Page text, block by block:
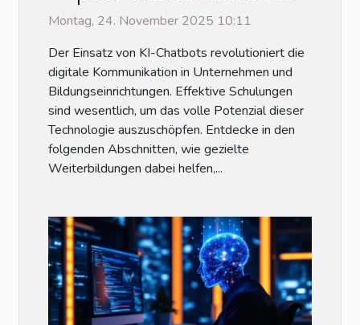
efficacement Translated
German: Schulungen für
den effektiven Einsatz von
KI-Chatbots
Montag, 24. November 2025 10:11
Der Einsatz von KI-Chatbots revolutioniert die
digitale Kommunikation in Unternehmen und
Bildungseinrichtungen. Effektive Schulungen
sind wesentlich, um das volle Potenzial dieser
Technologie auszuschöpfen. Entdecke in den
folgenden Abschnitten, wie gezielte
Weiterbildungen dabei helfen,...